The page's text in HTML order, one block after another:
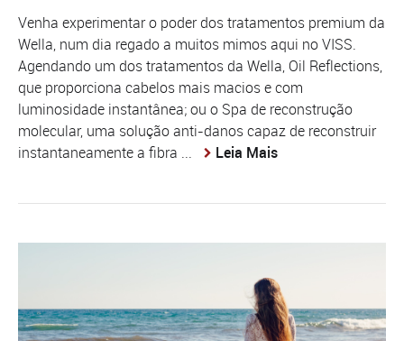
Venha experimentar o poder dos tratamentos premium da
Wella, num dia regado a muitos mimos aqui no VISS.
Agendando um dos tratamentos da Wella, Oil Reflections,
que proporciona cabelos mais macios e com
luminosidade instantânea; ou o Spa de reconstrução
molecular, uma solução anti-danos capaz de reconstruir
instantaneamente a fibra ...
Leia Mais